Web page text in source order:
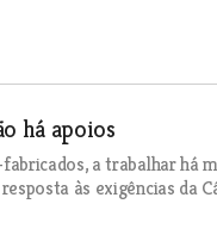
há apoios
a trabalhar há
às exigências da